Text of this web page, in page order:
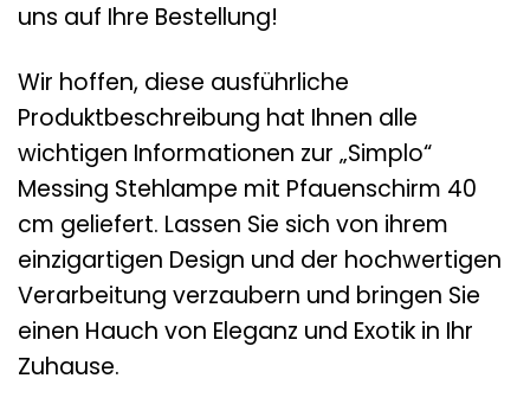
uns auf Ihre Bestellung!
Wir hoffen, diese ausführliche
Produktbeschreibung hat Ihnen alle
wichtigen Informationen zur „Simplo“
Messing Stehlampe mit Pfauenschirm 40
cm geliefert. Lassen Sie sich von ihrem
einzigartigen Design und der hochwertigen
Verarbeitung verzaubern und bringen Sie
einen Hauch von Eleganz und Exotik in Ihr
Zuhause.